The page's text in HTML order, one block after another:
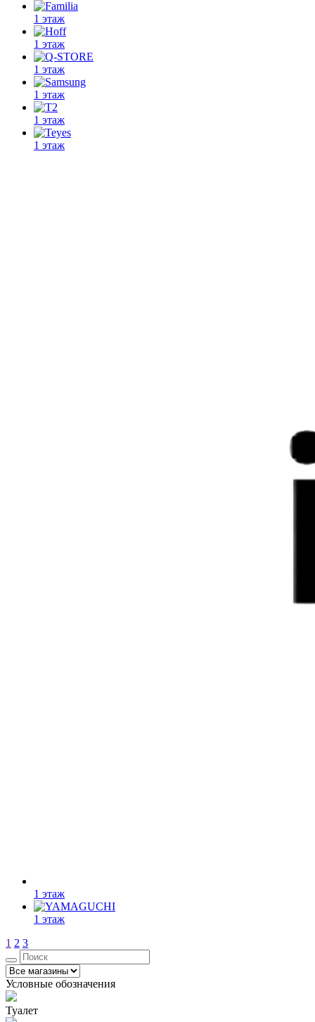
1 этаж
1 этаж
1 этаж
1 этаж
1 этаж
1 этаж
1 этаж
1 этаж
1 2 3
Условные обозначения
Туалет